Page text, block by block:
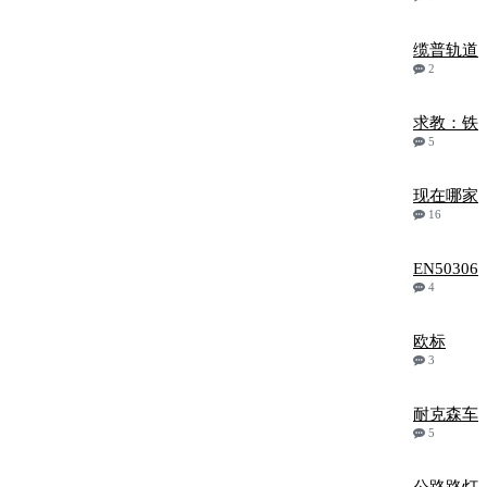
缆普轨道
2
求教：铁
5
现在哪家
16
EN50306
4
欧标
3
耐克森车
5